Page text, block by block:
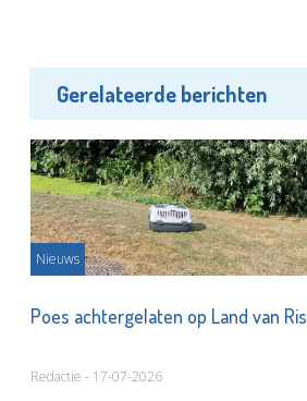
Gerelateerde berichten
Nieuws
Poes achtergelaten op Land van Ris
Redactie - 17-07-2026